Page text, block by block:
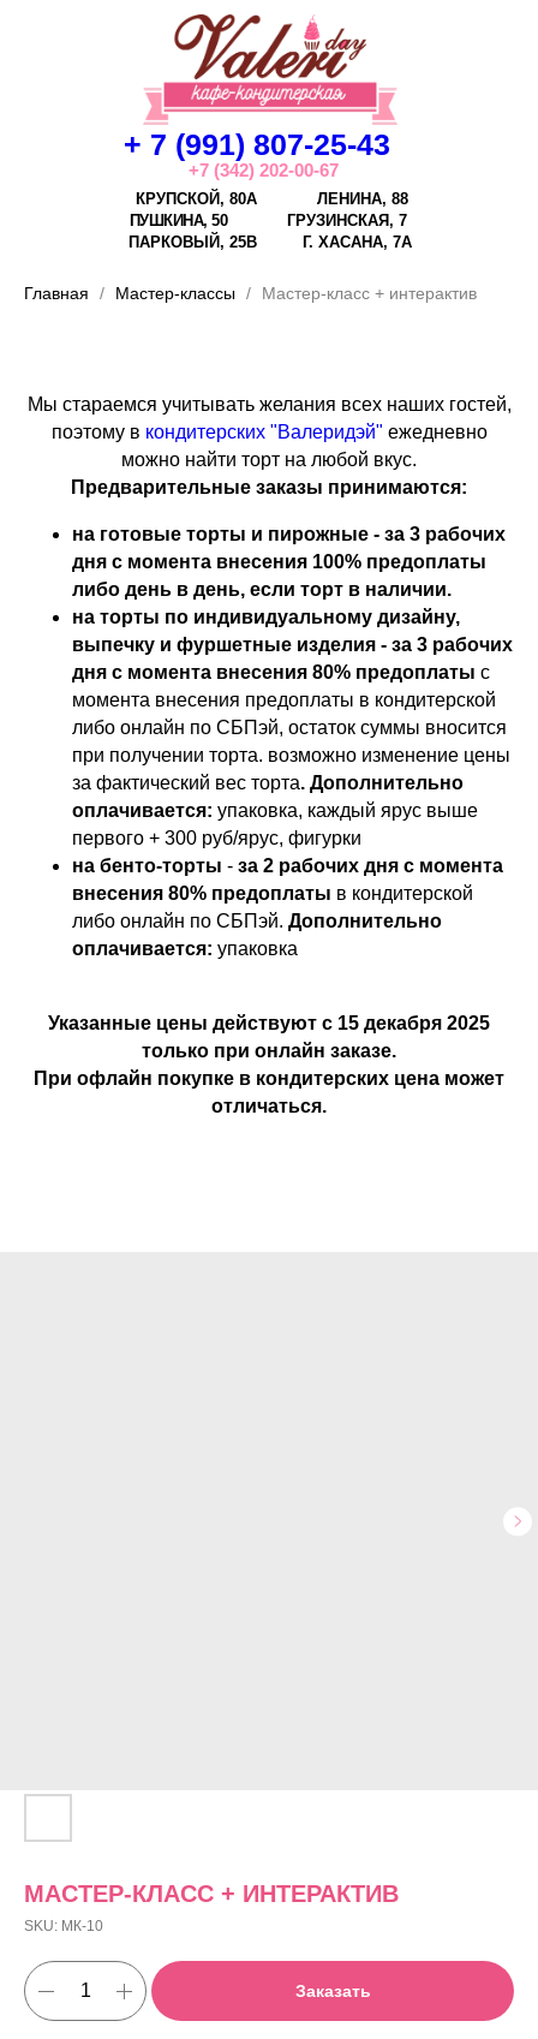
+ 7 (991) 807-25-43
КРУПСКОЙ, 80А
ЛЕНИНА, 88
ПУШКИНА, 50
ГРУЗИНСКАЯ, 7
Г. ХАСАНА, 7А
ПАРКОВЫЙ, 25В
+7 (342) 202-00-67
Главная Мастер-классы Мастер-класс + интерактив
Мы стараемся учитывать желания всех наших гостей,
поэтому в кондитерских "Валеридэй" ежедневно
можно найти торт на любой вкус.
Предварительные заказы принимаются:
на готовые торты и пирожные - за 3 рабочих
дня с момента внесения 100% предоплаты
либо день в день, если торт в наличии.
на торты по индивидуальному дизайну,
выпечку и фуршетные изделия - за 3 рабочих
дня с момента внесения 80% предоплаты с
момента внесения предоплаты в кондитерской
либо онлайн по СБПэй, остаток суммы вносится
при получении торта. возможно изменение цены
за фактический вес торта. Дополнительно
оплачивается: упаковка, каждый ярус выше
первого + 300 руб/ярус, фигурки
на бенто-торты - за 2 рабочих дня с момента
внесения 80% предоплаты в кондитерской
либо онлайн по СБПэй. Дополнительно
оплачивается: упаковка
Указанные цены действуют с 15 декабря 2025
только при онлайн заказе.
При офлайн покупке в кондитерских цена может
отличаться.
МАСТЕР-КЛАСС + ИНТЕРАКТИВ
SKU: МК-10
Заказать